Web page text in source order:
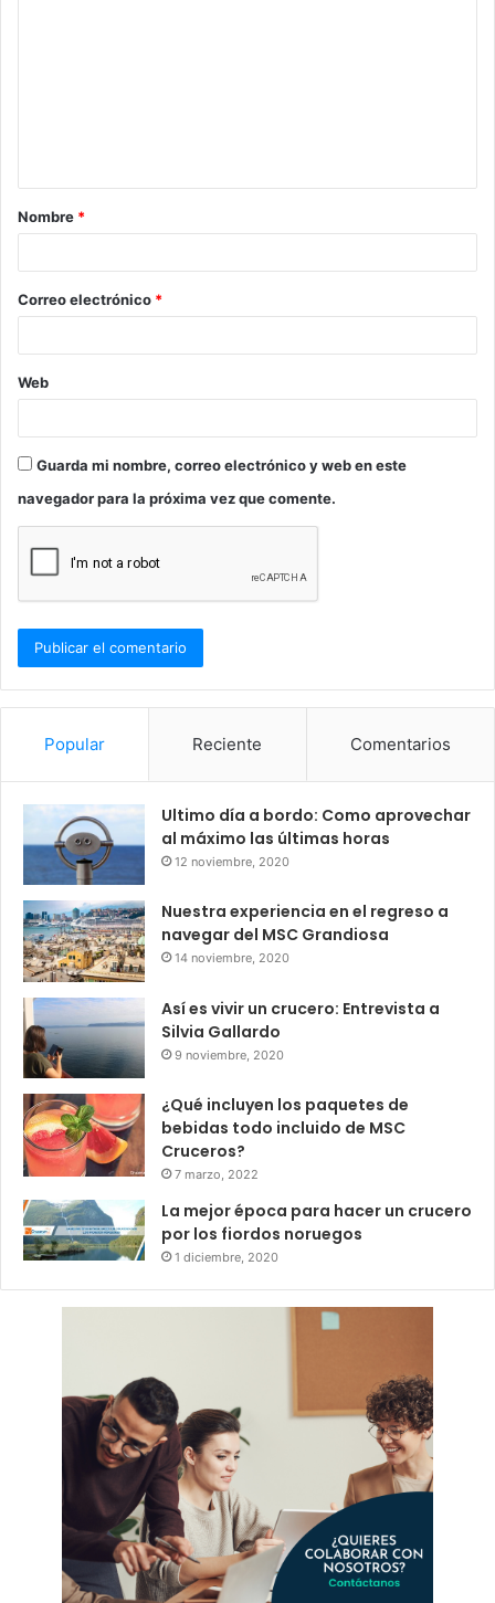
a
r
*
Nombre *
Correo electrónico *
Web
Guarda mi nombre, correo electrónico y web en este
navegador para la próxima vez que comente.
Popular Reciente Comentarios
Ultimo día a bordo: Como aprovechar
al máximo las últimas horas
12 noviembre, 2020
Nuestra experiencia en el regreso a
navegar del MSC Grandiosa
14 noviembre, 2020
Así es vivir un crucero: Entrevista a
Silvia Gallardo
9 noviembre, 2020
¿Qué incluyen los paquetes de
bebidas todo incluido de MSC
Cruceros?
7 marzo, 2022
La mejor época para hacer un crucero
por los fiordos noruegos
1 diciembre, 2020